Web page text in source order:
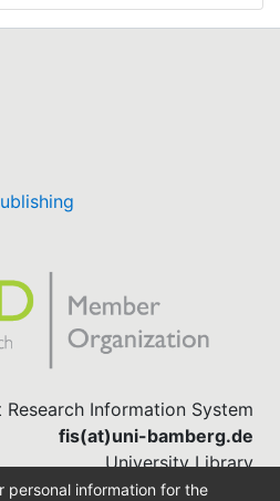
Research Information System
fis(at)uni-bamberg.de
University Library
(0951) 863-1568
personal information for the